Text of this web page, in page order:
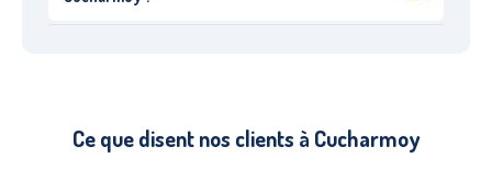
Ce que disent nos clients à Cucharmoy